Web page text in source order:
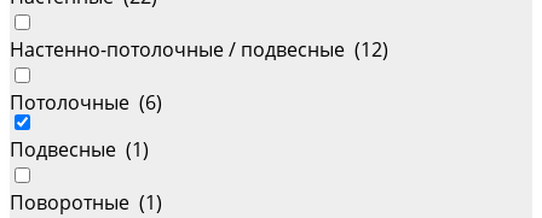
Настенно-потолочные / подвесные (12)
Потолочные (6)
Подвесные (1)
Поворотные (1)